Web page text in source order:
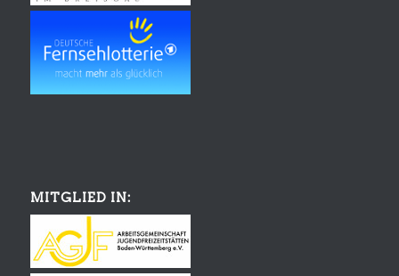
MITGLIED IN: